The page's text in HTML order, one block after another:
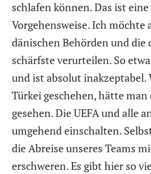
schlafen können. Das ist
Vorgehensweise. Ich möchte
dänischen Behörden und die
schärfste verurteilen. So
und ist absolut inakzeptabel.
Türkei geschehen, hätte
gesehen. Die UEFA und alle
umgehend einschalten.
die Abreise unseres Teams
erschweren. Es gibt hier so